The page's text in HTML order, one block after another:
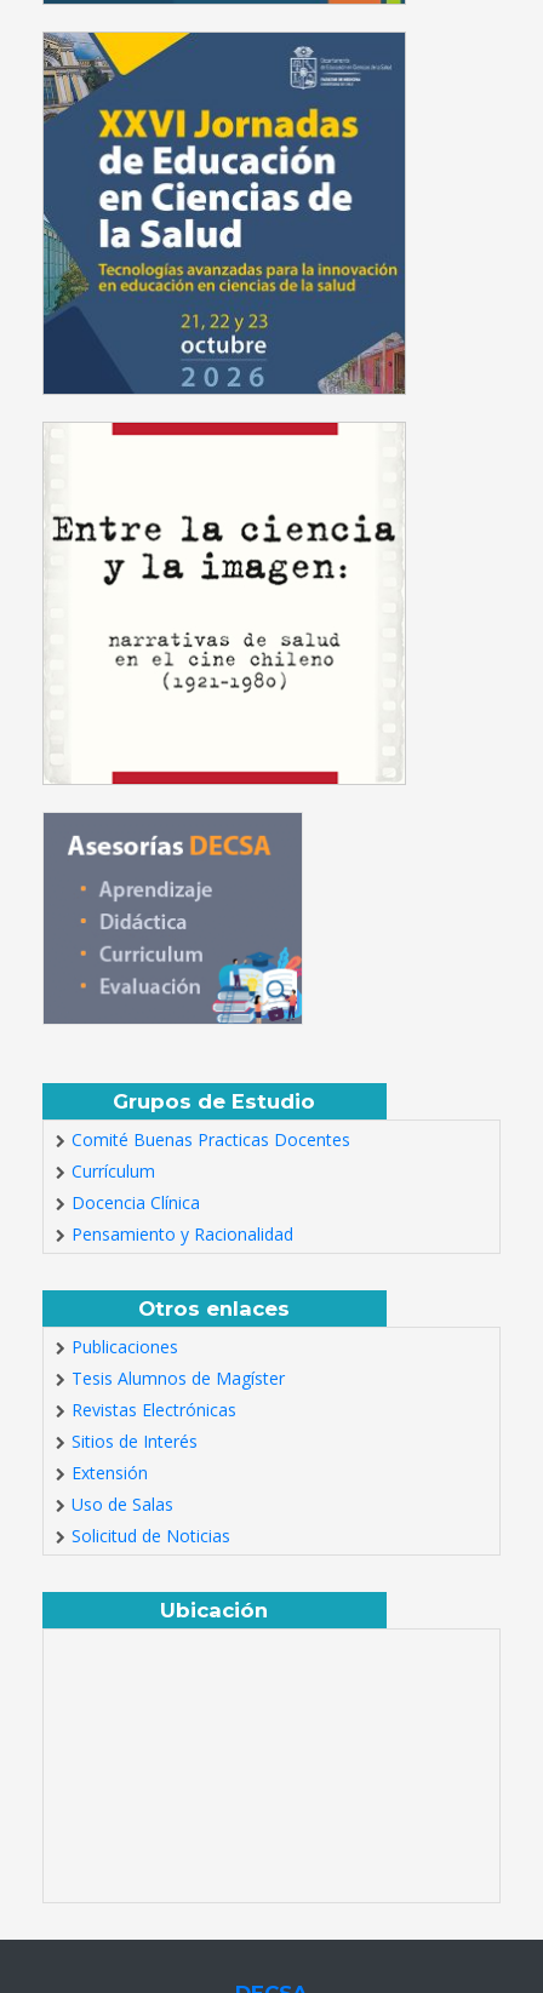
Grupos de Estudio
Comité Buenas Practicas Docentes
Currículum
Docencia Clínica
Pensamiento y Racionalidad
Otros enlaces
Publicaciones
Tesis Alumnos de Magíster
Revistas Electrónicas
Sitios de Interés
Extensión
Uso de Salas
Solicitud de Noticias
Ubicación